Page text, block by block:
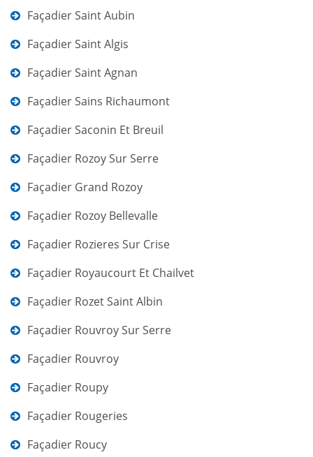
Façadier Saint Aubin
Façadier Saint Algis
Façadier Saint Agnan
Façadier Sains Richaumont
Façadier Saconin Et Breuil
Façadier Rozoy Sur Serre
Façadier Grand Rozoy
Façadier Rozoy Bellevalle
Façadier Rozieres Sur Crise
Façadier Royaucourt Et Chailvet
Façadier Rozet Saint Albin
Façadier Rouvroy Sur Serre
Façadier Rouvroy
Façadier Roupy
Façadier Rougeries
Façadier Roucy